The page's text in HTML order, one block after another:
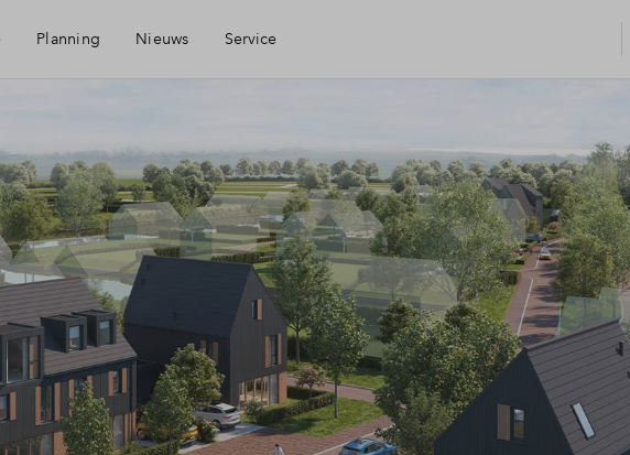
Planning Nieuws Service
Financiele check
Toewijzing
Woning kopen